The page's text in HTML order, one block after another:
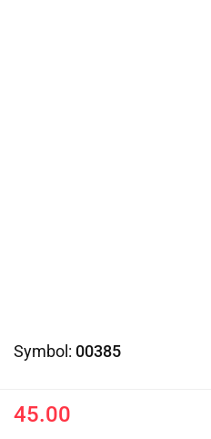
Symbol: 00385
45.00